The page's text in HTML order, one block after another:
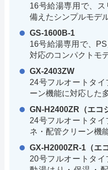
16号給湯専用で、
備えたシンプルモデル
GS-1600B-1
16号給湯専用で、
対応のコンパクトモ
GX-2403ZW
24号フルオートタ
ーン機能に対応した
GN-H2400ZR（エコ
24号フルオートタ
ネ・配管クリーン機
GX-H2000ZR-1（エ
20号フルオートタ